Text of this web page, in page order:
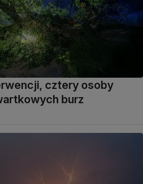
cztery osoby
burz